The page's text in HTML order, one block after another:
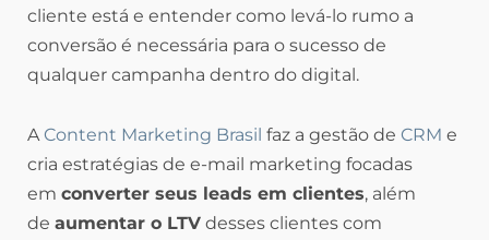
cliente está e entender como levá-lo rumo a
conversão é necessária para o sucesso de
qualquer campanha dentro do digital.
A Content Marketing Brasil faz a gestão de CRM e
cria estratégias de e-mail marketing focadas
em converter seus leads em clientes, além
de aumentar o LTV desses clientes com